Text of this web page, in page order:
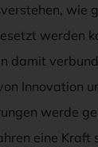
wie
werden
damit
Innovation
werde
eine Kraft